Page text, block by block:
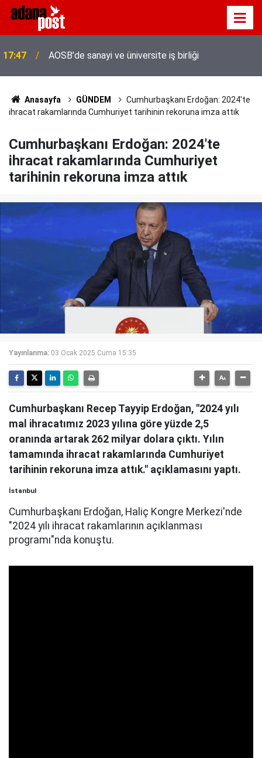
17:47 AOSB’de sanayi ve üniversite iş birliği
17:41
tepki gösterdi
Anasayfa GÜNDEM
Cumhurbaşkanı Erdoğan: 2024'te
ihracat rakamlarında Cumhuriyet tarihinin rekoruna imza attık
Cumhurbaşkanı Erdoğan: 2024'te
ihracat rakamlarında Cumhuriyet
tarihinin rekoruna imza attık
Yayınlanma: 03 Ocak 2025 Cuma 15:35
Cumhurbaşkanı Recep Tayyip Erdoğan, "2024 yılı
mal ihracatımız 2023 yılına göre yüzde 2,5
oranında artarak 262 milyar dolara çıktı. Yılın
tamamında ihracat rakamlarında Cumhuriyet
tarihinin rekoruna imza attık." açıklamasını yaptı.
İstanbul
Cumhurbaşkanı Erdoğan, Haliç Kongre Merkezi'nde
"2024 yılı ihracat rakamlarının açıklanması
programı"nda konuştu.